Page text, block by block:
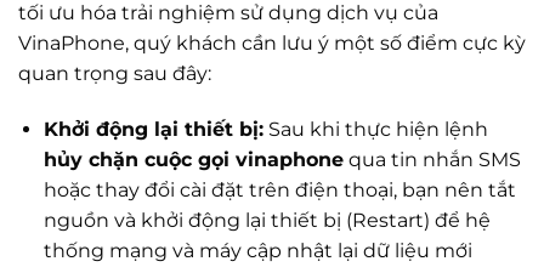
tối ưu hóa trải nghiệm sử dụng dịch vụ của
VinaPhone, quý khách cần lưu ý một số điểm cực kỳ
quan trọng sau đây:
Khởi động lại thiết bị:Sau khi thực hiện lệnh
hủy chặn cuộc gọi vinaphonequa tin nhắn SMS
hoặc thay đổi cài đặt trên điện thoại, bạn nên tắt
nguồn và khởi động lại thiết bị (Restart) để hệ
thống mạng và máy cập nhật lại dữ liệu mới